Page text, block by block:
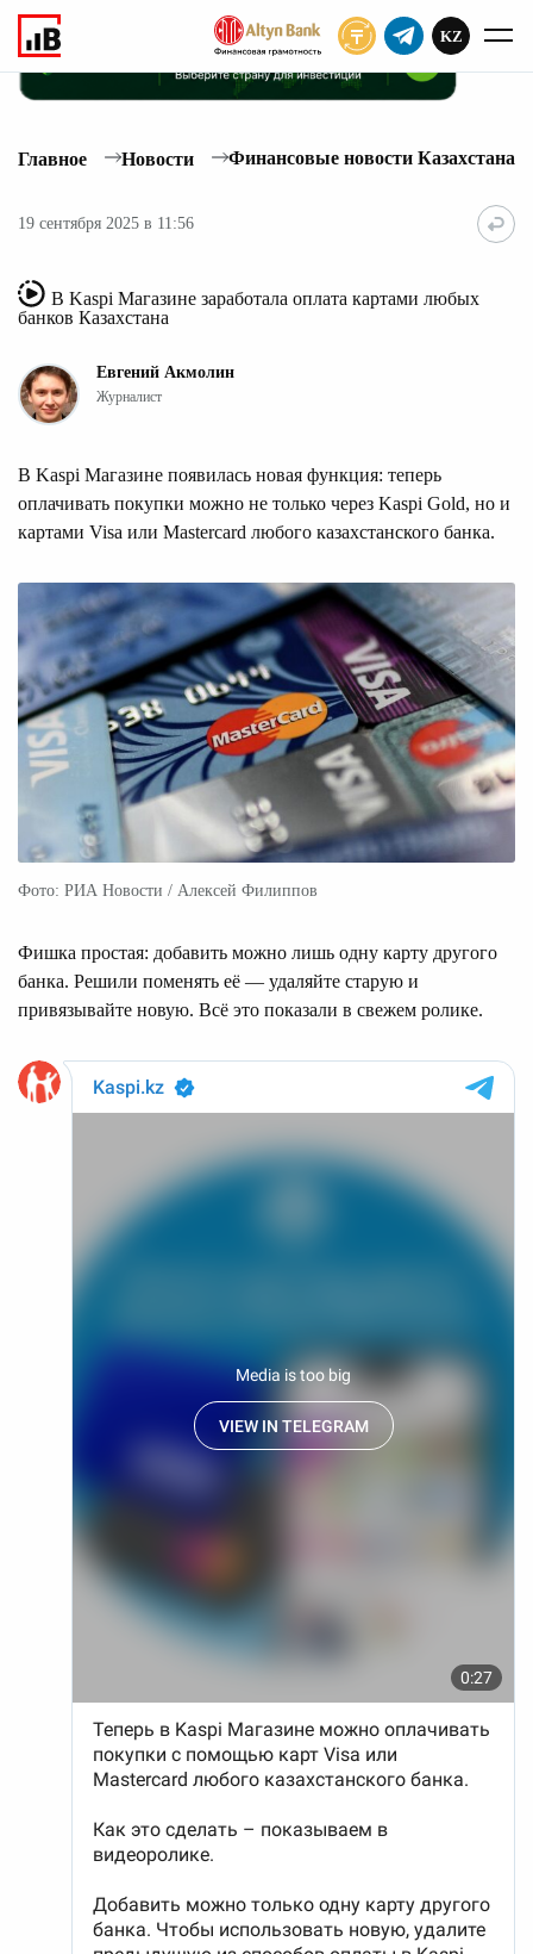
KZ
Главное Новости Финансовые новости Казахстана
19 сентября 2025 в 11:56
В Kaspi Магазине заработала оплата картами любых
банков Казахстана
Евгений Акмолин
Журналист
В Kaspi Магазине появилась новая функция: теперь
оплачивать покупки можно не только через Kaspi Gold, но и
картами Visa или Mastercard любого казахстанского банка.
Фото: РИА Новости / Алексей Филиппов
Фишка простая: добавить можно лишь одну карту другого
банка. Решили поменять её — удаляйте старую и
привязывайте новую. Всё это показали в свежем ролике.